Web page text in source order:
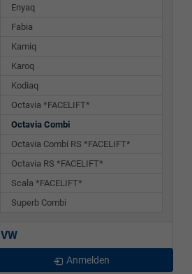
Enyaq
Fabia
Kamiq
Karoq
Kodiaq
Octavia *FACELIFT*
Octavia Combi
Octavia Combi RS *FACELIFT*
Octavia RS *FACELIFT*
Scala *FACELIFT*
Superb Combi
VW
Anmelden